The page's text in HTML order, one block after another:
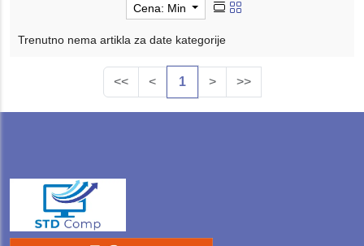
Cena: Min
Trenutno nema artikla za date kategorije
<< < 1 > >>